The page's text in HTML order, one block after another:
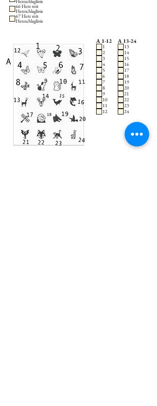
Herzschlaglinie
66 Herz mit
Herzschlaglinie
67 Herz mit
Herzschlaglinie
A 1-12
1
2
3
4
5
6
7
8
9
10
11
12
A 13-24
13
14
15
16
17
18
19
20
21
22
23
24